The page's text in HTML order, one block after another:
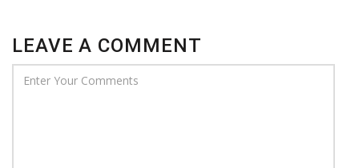
LEAVE A COMMENT